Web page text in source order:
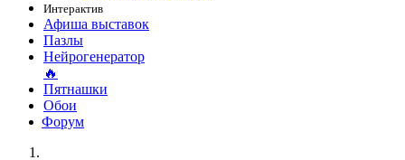
Интерактив
Афиша выставок
Пазлы
Нейрогенератор
🔥
Пятнашки
Обои
Форум